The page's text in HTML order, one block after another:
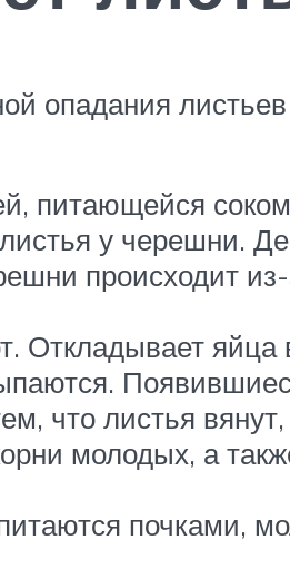
опадания
питающейся
у черешни.
происходит
Откладывает яйца
что листья
молодых, а
почками,